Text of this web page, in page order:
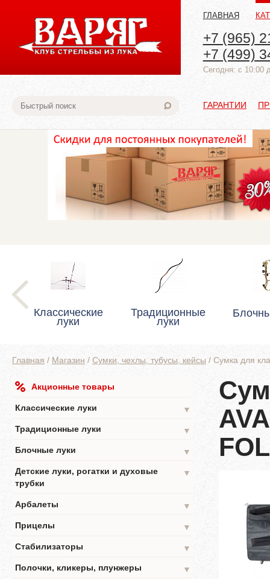
ГЛАВНАЯ
+7 (965)
+7 (499)
Cегодня: с 10:00
ГАРАНТИИ
Классические
луки
Традиционные
луки
Главная / Магазин / Сумки, чехлы, тубусы, кейсы / Сумка для
Акционные товары
Классические луки
▼
Традиционные луки
▼
Блочные луки
▼
Детские луки, рогатки и духовые
трубки
▼
Арбалеты
▼
Прицелы
▼
Стабилизаторы
▼
Полочки, кликеры, плунжеры
▼